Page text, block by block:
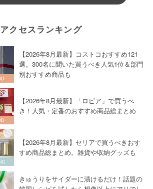
アクセスランキング
【2026年8月最新】コストコおすすめ121
選。300名に聞いた買うべき人気1位＆部門
別おすすめ商品も
【2026年8月最新】「ロピア」で買うべ
き！人気・定番のおすすめ商品総まとめ
【2026年8月最新】セリアで買うべきおす
すめ商品総まとめ。雑貨や収納グッズも
きゅうりをサイダーに漬けるだけ！話題の